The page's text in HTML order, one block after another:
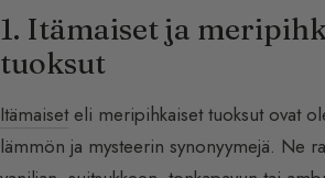
1. Itämaiset ja
tuoksut
Itämaiseteli meripihkaiset tuoksut ovat
lämmön ja mysteerin synonyymejä. Ne